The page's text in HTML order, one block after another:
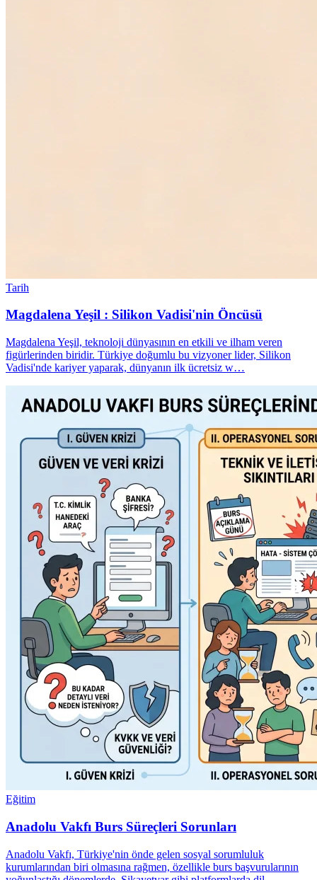
Tarih
Magdalena Yeşil : Silikon Vadisi'nin Öncüsü
Magdalena Yeşil, teknoloji dünyasının en etkili ve ilham veren
figürlerinden biridir. Türkiye doğumlu bu vizyoner lider, Silikon
Vadisi'nde kariyer yaparak, dünyanın ilk ücretsiz w…
Eğitim
Anadolu Vakfı Burs Süreçleri Sorunları
Anadolu Vakfı, Türkiye'nin önde gelen sosyal sorumluluk
kurumlarından biri olmasına rağmen, özellikle burs başvurularının